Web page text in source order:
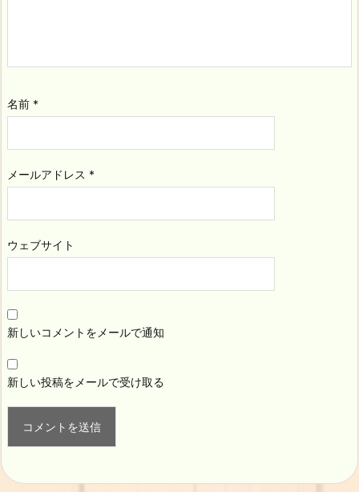
名前 *
メールアドレス *
ウェブサイト
新しいコメントをメールで通知
新しい投稿をメールで受け取る